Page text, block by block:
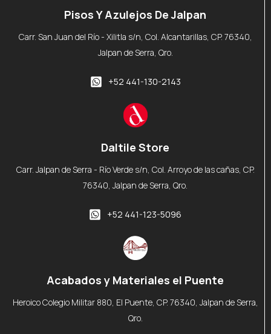
Pisos Y Azulejos De Jalpan
Carr. San Juan del Río - Xilitla s/n, Col. Alcantarillas, CP. 76340,
Jalpan de Serra, Qro.
+52 441-130-2143
Daltile Store
Carr. Jalpan de Serra - Río Verde s/n, Col. Arroyo de las cañas, CP.
76340, Jalpan de Serra, Qro.
+52 441-123-5096
Acabados y Materiales el Puente
Heroico Colegio Militar 880, El Puente, CP. 76340, Jalpan de Serra,
Qro.